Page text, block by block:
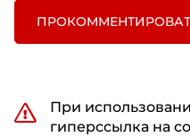
При
гиперссылка на